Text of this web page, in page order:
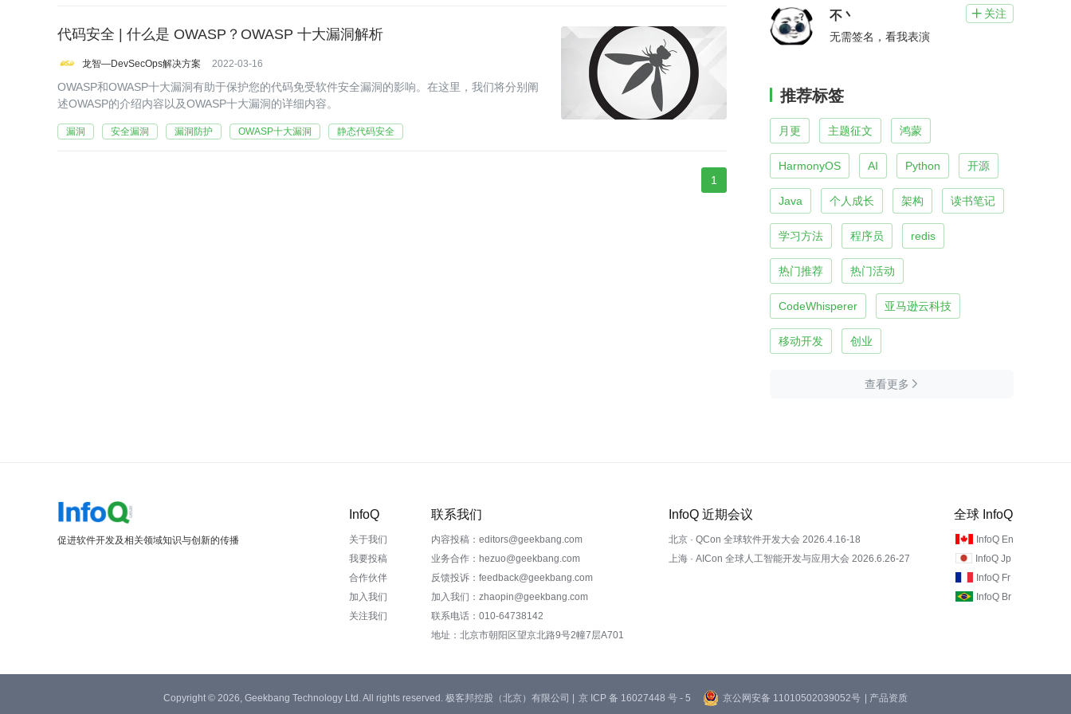
代码安全 | 什么是 OWASP？OWASP 十大漏洞解析
龙智—DevSecOps解决方案 2022-03-16
OWASP和OWASP十大漏洞有助于保护您的代码免受软件安全漏洞的影响。在这里，我们将分别阐
述OWASP的介绍内容以及OWASP十大漏洞的详细内容。
漏洞 安全漏洞 漏洞防护 OWASP十大漏洞 静态代码安全
1
不丶  关注
无需签名，看我表演
推荐标签
月更 主题征文 鸿蒙
HarmonyOS AI Python 开源
Java 个人成长 架构 读书笔记
学习方法 程序员 redis
热门推荐 热门活动
CodeWhisperer 亚马逊云科技
移动开发 创业
查看更多 
促进软件开发及相关领域知识与创新的传播
InfoQ
关于我们
我要投稿
合作伙伴
加入我们
关注我们
联系我们
内容投稿：editors@geekbang.com
业务合作：hezuo@geekbang.com
反馈投诉：feedback@geekbang.com
加入我们：zhaopin@geekbang.com
联系电话：010-64738142
地址：北京市朝阳区望京北路9号2幢7层A701
InfoQ 近期会议
北京 · QCon 全球软件开发大会 2026.4.16-18
上海 · AICon 全球人工智能开发与应用大会 2026.6.26-27
全球 InfoQ
InfoQ En
InfoQ Jp
InfoQ Fr
InfoQ Br
Copyright © 2026, Geekbang Technology Ltd. All rights reserved. 极客邦控股（北京）有限公司 | 京 ICP 备 16027448 号 - 5 京公网安备 11010502039052号 | 产品资质